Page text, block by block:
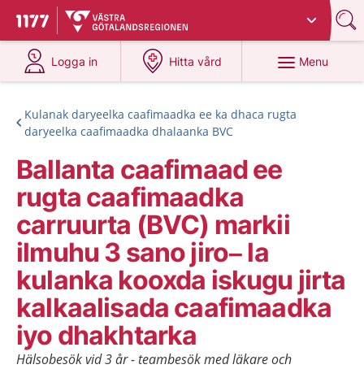
To start page for 1177
Du har valt region
Logga in
at 1177.se
Hitta vård
at 1177.se
Menu
Kulanak daryeelka caafimaadka ee ka dhaca rugta
daryeelka caafimaadka dhalaanka BVC
Ballanta caafimaad ee
rugta caafimaadka
carruurta (BVC) markii
ilmuhu 3 sano jiro– la
kulanka kooxda iskugu jirta
kalkaalisada caafimaadka
iyo dhakhtarka
Hälsobesök vid 3 år - teambesök med läkare och